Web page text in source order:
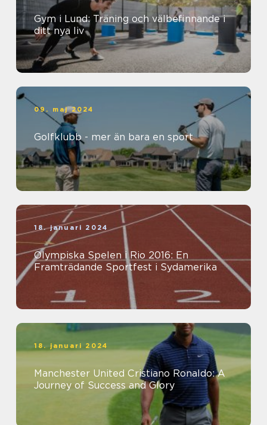
Gym i Lund: Träning och välbefinnande i
ditt nya liv
09. maj 2024
Golfklubb - mer än bara en sport
18. januari 2024
Olympiska Spelen i Rio 2016: En
Framträdande Sportfest i Sydamerika
18. januari 2024
Manchester United Cristiano Ronaldo: A
Journey of Success and Glory